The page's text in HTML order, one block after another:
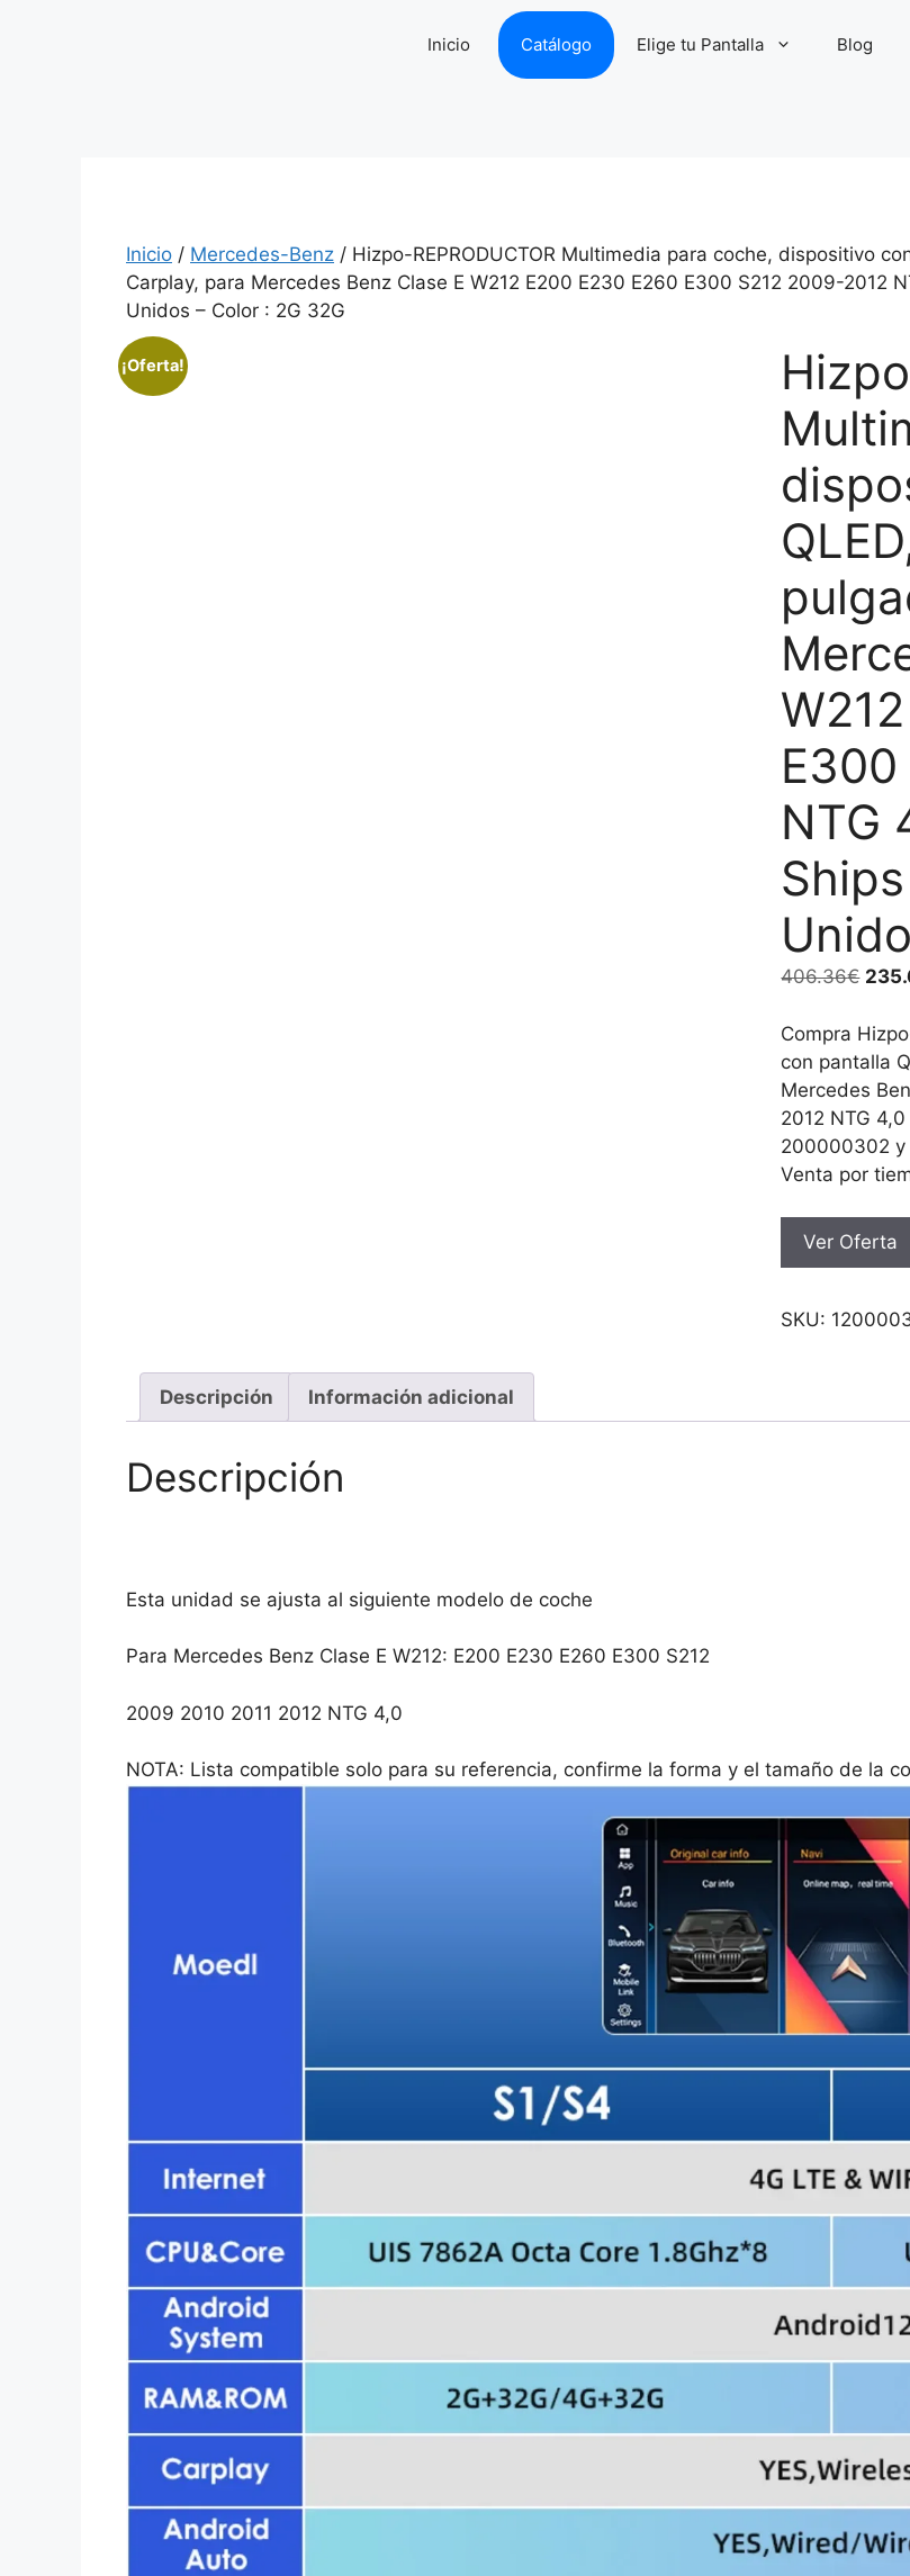
Inicio Catálogo Elige tu Pantalla Blog
Inicio / Mercedes-Benz / Hizpo-REPRODUCTOR Multimedia para coche, dispositivo
Carplay, para Mercedes Benz Clase E W212 E200 E230 E260 E300 S212 2009-2012
Unidos – Color : 2G 32G
¡Oferta!
NTG
406.36€ El
era:
Compra
con pantalla
Mercedes
2012 NTG
200000302 y
Venta por
Ver Oferta
SKU:
Descripción Información adicional
Descripción
Esta unidad se ajusta al siguiente modelo de coche
Para Mercedes Benz Clase E W212: E200 E230 E260 E300 S212
2009 2010 2011 2012 NTG 4,0
NOTA: Lista compatible solo para su referencia, confirme la forma y el tamaño de la